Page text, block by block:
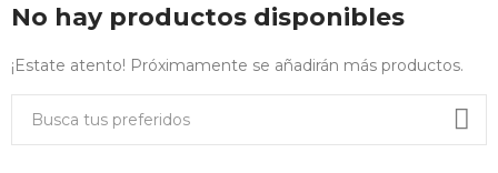
No hay productos disponibles
¡Estate atento! Próximamente se añadirán más productos.